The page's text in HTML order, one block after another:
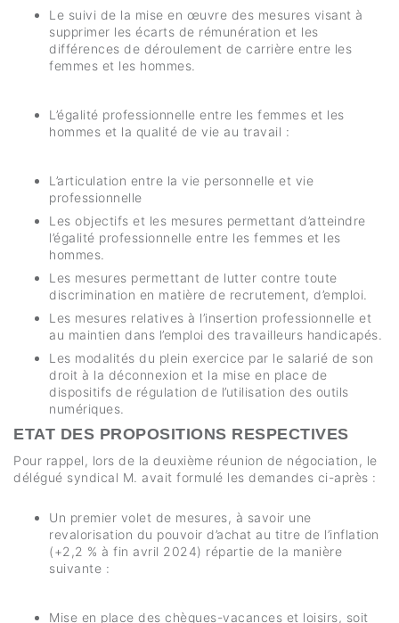
Le suivi de la mise en œuvre des mesures visant à
supprimer les écarts de rémunération et les
différences de déroulement de carrière entre les
femmes et les hommes.
L’égalité professionnelle entre les femmes et les
hommes et la qualité de vie au travail :
L’articulation entre la vie personnelle et vie
professionnelle
Les objectifs et les mesures permettant d’atteindre
l’égalité professionnelle entre les femmes et les
hommes.
Les mesures permettant de lutter contre toute
discrimination en matière de recrutement, d’emploi.
Les mesures relatives à l’insertion professionnelle et
au maintien dans l’emploi des travailleurs handicapés.
Les modalités du plein exercice par le salarié de son
droit à la déconnexion et la mise en place de
dispositifs de régulation de l’utilisation des outils
numériques.
ETAT DES PROPOSITIONS RESPECTIVES
Pour rappel, lors de la deuxième réunion de négociation, le
délégué syndical M. avait formulé les demandes ci-après :
Un premier volet de mesures, à savoir une
revalorisation du pouvoir d’achat au titre de l’inflation
(+2,2 % à fin avril 2024) répartie de la manière
suivante :
Mise en place des chèques-vacances et loisirs, soit